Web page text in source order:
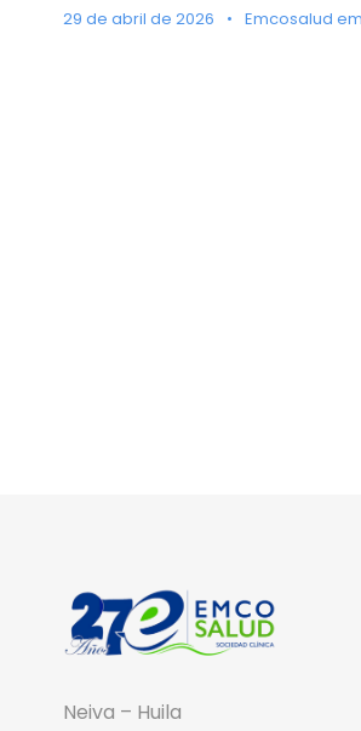
29 de abril de 2026 • Emcosalud
Neiva – Huila